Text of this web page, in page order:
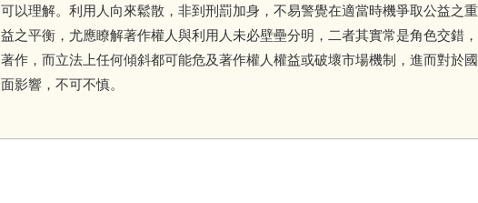
可以理解。利用人向來鬆散，非到刑罰加身，不易警覺在適當時機爭取公益之
益之平衡，尤應瞭解著作權人與利用人未必壁壘分明，二者其實常是角色交錯
著作，而立法上任何傾斜都可能危及著作權人權益或破壞市場機制，進而對於
面影響，不可不慎。